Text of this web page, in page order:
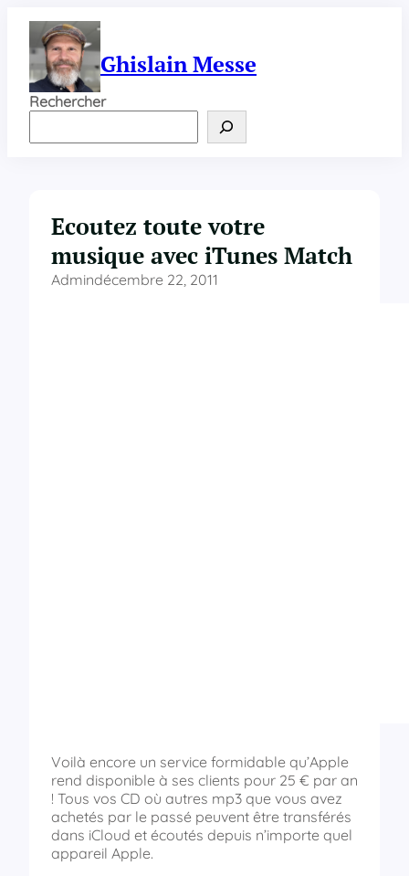
contenu
Ghislain Messe
Rechercher
Ecoutez toute votre
musique avec iTunes Match
Admindécembre 22, 2011
Voilà encore un service formidable qu’Apple
rend disponible à ses clients pour 25 € par an
! Tous vos CD où autres mp3 que vous avez
achetés par le passé peuvent être transférés
dans iCloud et écoutés depuis n’importe quel
appareil Apple.